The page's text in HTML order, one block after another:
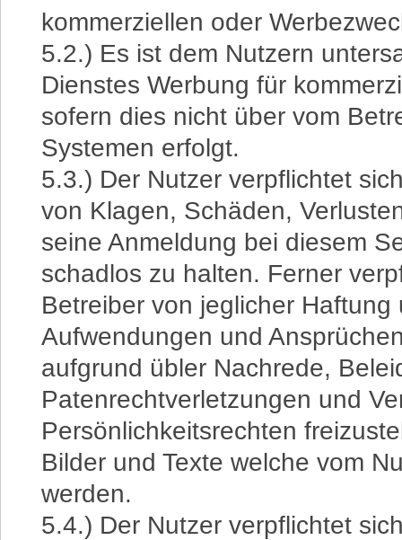
kommerziellen oder
5.2.) Es ist dem Nutzern
Dienstes Werbung für
sofern dies nicht über vom
Systemen erfolgt.
5.3.) Der Nutzer verpflichtet
von Klagen, Schäden,
seine Anmeldung bei diesem
schadlos zu halten. Ferner
Betreiber von jeglicher
Aufwendungen und
aufgrund übler Nachrede,
Patenrechtverletzungen und
Persönlichkeitsrechten
Bilder und Texte welche vom
werden.
5.4.) Der Nutzer verpflichtet